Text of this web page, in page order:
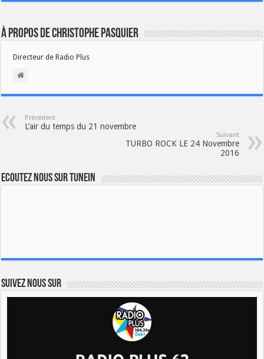
À propos de Christophe PASQUIER
Directeur de Radio Plus
Précédent
L’air du temps du 21 novembre
Suivant
TURBO ROCK LE 24 Novembre
2016
Ecoutez nous sur TuneIn
Suivez nous sur